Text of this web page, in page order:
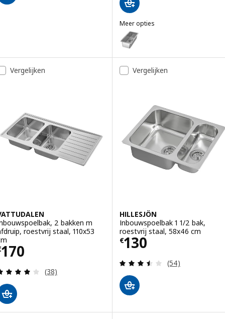
Meer opties
VRESJÖN
Optie: VRESJÖN,
Optie: VRESJÖN,
Vergelijken
2 bakken m
roestvrij staal, 110x53
170€ 170
Beoordeling: 4.1 van 5 sterren. Totaal
(38)
Vergelijken
HILLESJÖN
Inbouwspoelbak 1 1/2 bak,
roestvrij staal, 58x46 cm
€130
Prijs € 130
Beoordeling:
(54)